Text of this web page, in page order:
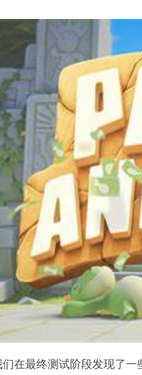
在最终测试阶段发现了